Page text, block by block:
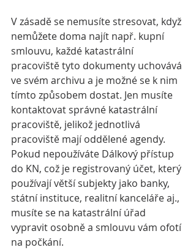
V zásadě se nemusíte stresovat, když
nemůžete doma najít např. kupní
smlouvu, každé katastrální
pracoviště tyto dokumenty uchovává
ve svém archivu a je možné se k nim
tímto způsobem dostat. Jen musíte
kontaktovat správné katastrální
pracoviště, jelikož jednotlivá
pracoviště mají oddělené agendy.
Pokud nepoužíváte Dálkový přístup
do KN, což je registrovaný účet, který
používají větší subjekty jako banky,
státní instituce, realitní kanceláře aj.,
musíte se na katastrální úřad
vypravit osobně a smlouvu vám ofotí
na počkání.